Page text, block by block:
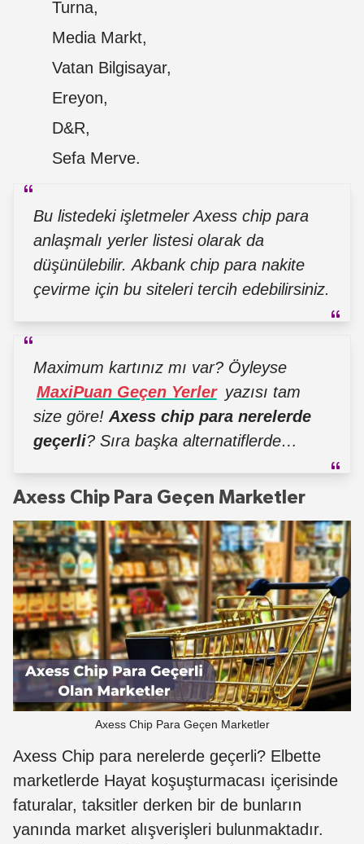
Turna,
Media Markt,
Vatan Bilgisayar,
Ereyon,
D&R,
Sefa Merve.
Bu listedeki işletmeler Axess chip para
anlaşmalı yerler listesi olarak da
düşünülebilir. Akbank chip para nakite
çevirme için bu siteleri tercih edebilirsiniz.
Maximum kartınız mı var? Öyleyse
MaxiPuan Geçen Yerler yazısı tam
size göre! Axess chip para nerelerde
geçerli? Sıra başka alternatiflerde…
Axess Chip Para Geçen Marketler
Axess Chip Para Geçen Marketler
Axess Chip para nerelerde geçerli? Elbette
marketlerde Hayat koşuşturmacası içerisinde
faturalar, taksitler derken bir de bunların
yanında market alışverişleri bulunmaktadır.